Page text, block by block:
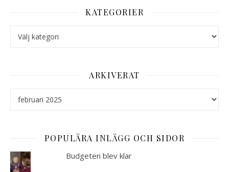
KATEGORIER
ARKIVERAT
POPULÄRA INLÄGG OCH SIDOR
Budgeten blev klar